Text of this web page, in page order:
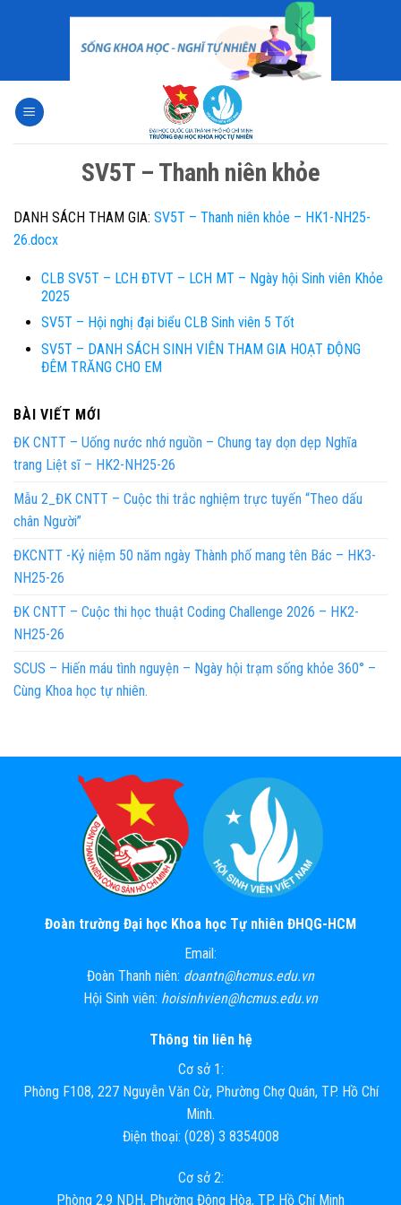
SV5T – Thanh niên khỏe
DANH SÁCH THAM GIA: SV5T – Thanh niên khỏe – HK1-NH25-
26.docx
CLB SV5T – LCH ĐTVT – LCH MT – Ngày hội Sinh viên Khỏe
2025
SV5T – Hội nghị đại biểu CLB Sinh viên 5 Tốt
SV5T – DANH SÁCH SINH VIÊN THAM GIA HOẠT ĐỘNG
ĐÊM TRĂNG CHO EM
BÀI VIẾT MỚI
ĐK CNTT – Uống nước nhớ nguồn – Chung tay dọn dẹp Nghĩa
trang Liệt sĩ – HK2-NH25-26
Mẫu 2_ĐK CNTT – Cuộc thi trắc nghiệm trực tuyến “Theo dấu
chân Người”
ĐKCNTT -Kỷ niệm 50 năm ngày Thành phố mang tên Bác – HK3-
NH25-26
ĐK CNTT – Cuộc thi học thuật Coding Challenge 2026 – HK2-
NH25-26
SCUS – Hiến máu tình nguyện – Ngày hội trạm sống khỏe 360° –
Cùng Khoa học tự nhiên.
Đoàn trường Đại học Khoa học Tự nhiên ĐHQG-HCM
Email:
Đoàn Thanh niên: doantn@hcmus.edu.vn
Hội Sinh viên: hoisinhvien@hcmus.edu.vn
Thông tin liên hệ
Cơ sở 1:
Phòng F108, 227 Nguyễn Văn Cừ, Phường Chợ Quán, TP. Hồ Chí
Minh.
Điện thoại: (028) 3 8354008
Cơ sở 2:
Phòng 2.9 NDH, Phường Đông Hòa, TP. Hồ Chí Minh